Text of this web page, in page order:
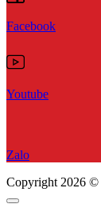
Facebook
Youtube
Zalo
Copyright 2026 ©